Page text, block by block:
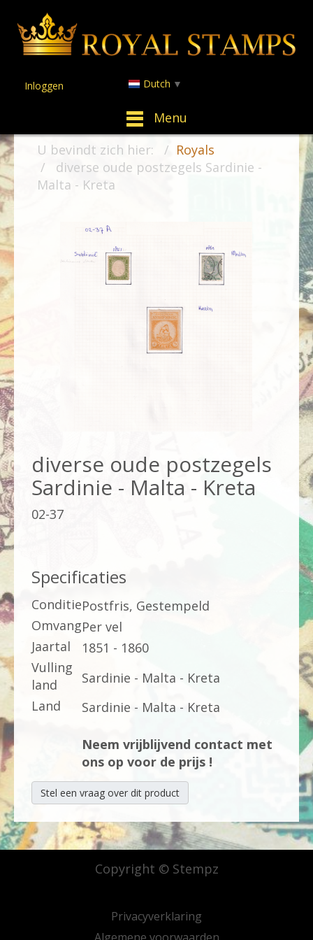
Menu
Inloggen Dutch ▼
U bevindt zich hier:
Royals
diverse oude postzegels Sardinie -
Malta - Kreta
diverse oude postzegels
Sardinie - Malta - Kreta
02-37
Specificaties
ConditiePostfris, Gestempeld
OmvangPer vel
Jaartal
1851 - 1860
Vulling
land
Sardinie - Malta - Kreta
Land
Sardinie - Malta - Kreta
Neem vrijblijvend contact met
ons op voor de prijs !
Stel een vraag over dit product
Privacyverklaring
Copyright © Stempz